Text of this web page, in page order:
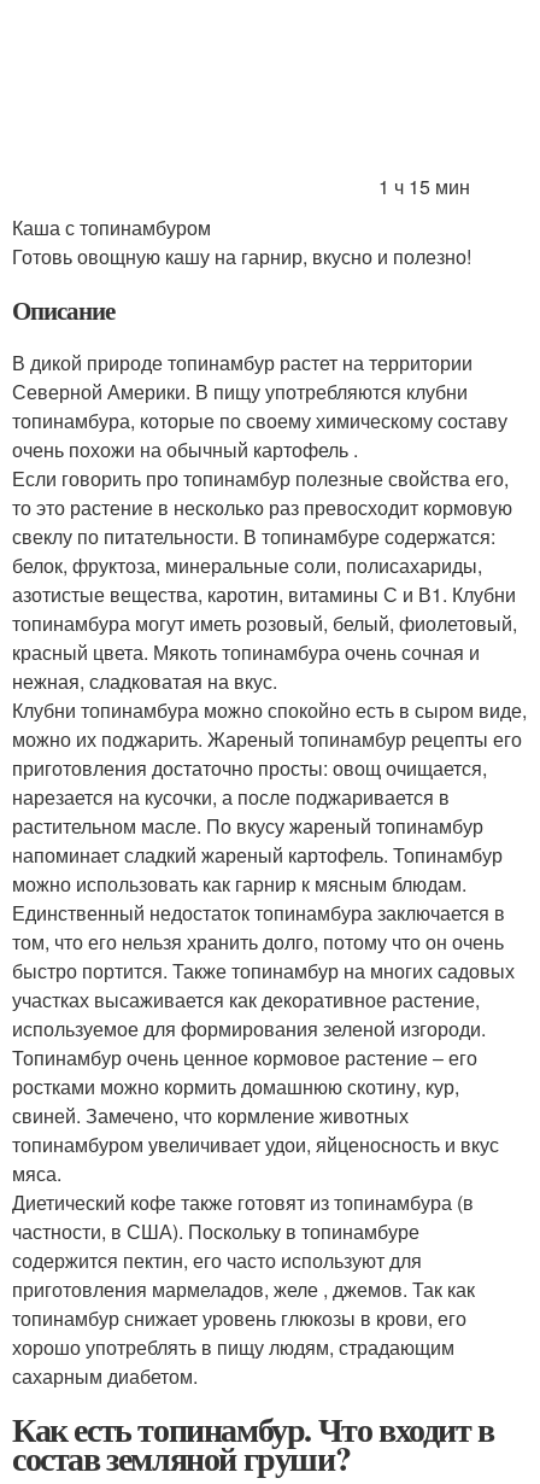
1 ч 15 мин
Каша с топинамбуром
Готовь овощную кашу на гарнир, вкусно и полезно!
Описание
В дикой природе топинамбур растет на территории
Северной Америки. В пищу употребляются клубни
топинамбура, которые по своему химическому составу
очень похожи на обычный картофель .
Если говорить про топинамбур полезные свойства его,
то это растение в несколько раз превосходит кормовую
свеклу по питательности. В топинамбуре содержатся:
белок, фруктоза, минеральные соли, полисахариды,
азотистые вещества, каротин, витамины С и В1. Клубни
топинамбура могут иметь розовый, белый, фиолетовый,
красный цвета. Мякоть топинамбура очень сочная и
нежная, сладковатая на вкус.
Клубни топинамбура можно спокойно есть в сыром виде,
можно их поджарить. Жареный топинамбур рецепты его
приготовления достаточно просты: овощ очищается,
нарезается на кусочки, а после поджаривается в
растительном масле. По вкусу жареный топинамбур
напоминает сладкий жареный картофель. Топинамбур
можно использовать как гарнир к мясным блюдам.
Единственный недостаток топинамбура заключается в
том, что его нельзя хранить долго, потому что он очень
быстро портится. Также топинамбур на многих садовых
участках высаживается как декоративное растение,
используемое для формирования зеленой изгороди.
Топинамбур очень ценное кормовое растение – его
ростками можно кормить домашнюю скотину, кур,
свиней. Замечено, что кормление животных
топинамбуром увеличивает удои, яйценосность и вкус
мяса.
Диетический кофе также готовят из топинамбура (в
частности, в США). Поскольку в топинамбуре
содержится пектин, его часто используют для
приготовления мармеладов, желе , джемов. Так как
топинамбур снижает уровень глюкозы в крови, его
хорошо употреблять в пищу людям, страдающим
сахарным диабетом.
Как есть топинамбур. Что входит в
состав земляной груши?